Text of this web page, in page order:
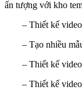
ấn tượng với kho
– Thiết kế
– Tạo nhiều
– Thiết kế
– Thiết kế